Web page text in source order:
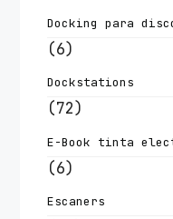
Docking para
(6)
Dockstations
(72)
E-Book tinta
(6)
Escaners